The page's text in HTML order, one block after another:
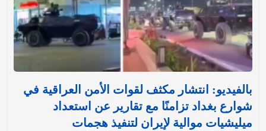
بالفيديو: انتشار مكثف لقوات الأمن العراقية في
شوارع بغداد تزامنًا مع تقارير عن استعداد
ميليشيات موالية لإيران لتنفيذ هجمات